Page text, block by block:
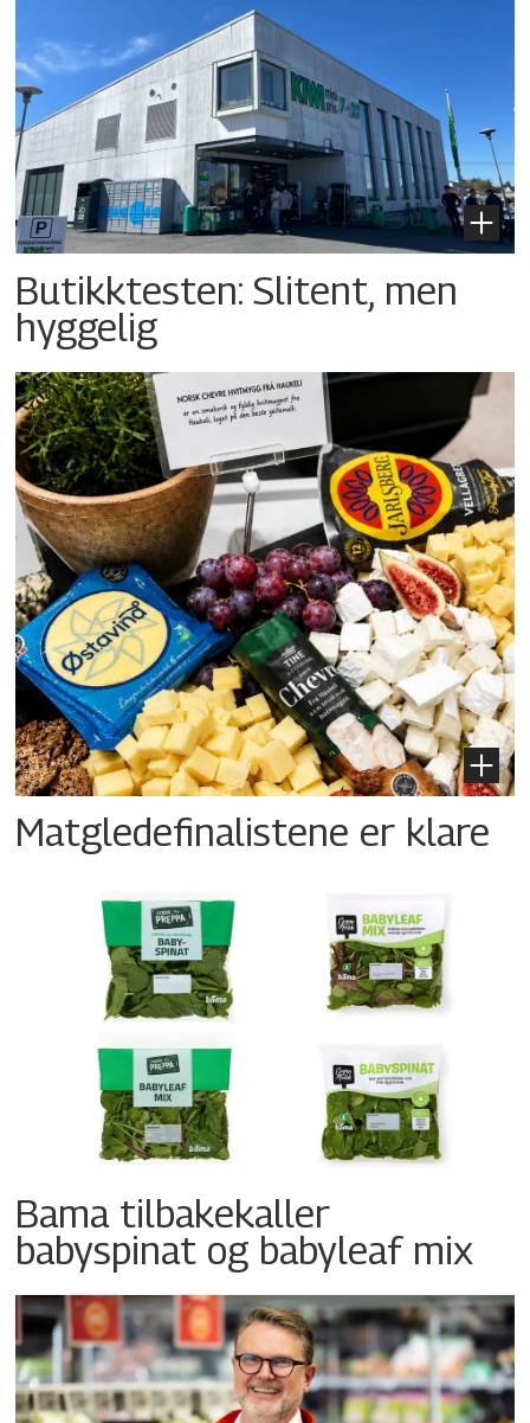
Butikktesten: Slitent, men
hyggelig
Matgledefinalistene er klare
Bama tilbakekaller
babyspinat og babyleaf mix